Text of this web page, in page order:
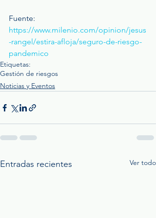
Fuente:
https://www.milenio.com/opinion/jesus
-rangel/estira-afloja/seguro-de-riesgo-
pandemico
Etiquetas:
Gestión de riesgos
Noticias y Eventos
Entradas recientes Ver todo